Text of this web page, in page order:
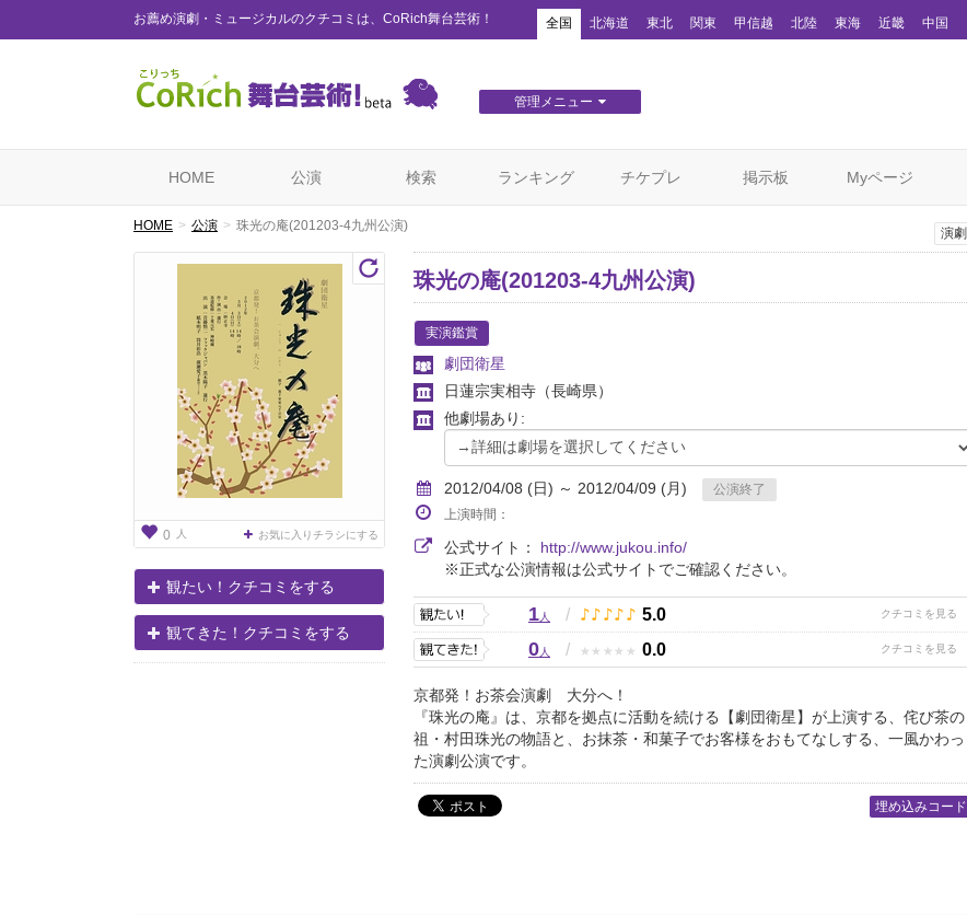
お薦め演劇・ミュージカルのクチコミは、CoRich舞台芸術！ 全国 北海道 東北 関東 甲信越 北陸 東海 近畿 中国
管理メニュー
HOME 公演 検索 ランキング チケプレ 掲示板 Myページ
HOME 公演 珠光の庵(201203-4九州公演)
0 人 お気に入りチラシにする
観たい！クチコミをする
観てきた！クチコミをする
演劇
珠光の庵(201203-4九州公演)
実演鑑賞
劇団衛星
日蓮宗実相寺 （長崎県）
他劇場あり:
2012/04/08 (日) ～ 2012/04/09 (月)
公演終了
上演時間：
公式サイト： http://www.jukou.info/
※正式な公演情報は公式サイトでご確認ください。
1人 / ♪ ♪ ♪ ♪ ♪ 5.0
0人 / ★ ★ ★ ★ ★ 0.0
京都発！お茶会演劇 大分へ！
『珠光の庵』は、京都を拠点に活動を続ける【劇団衛星】が上演する、侘び茶の
祖・村田珠光の物語と、お抹茶・和菓子でお客様をおもてなしする、一風かわっ
た演劇公演です。
埋め込みコード